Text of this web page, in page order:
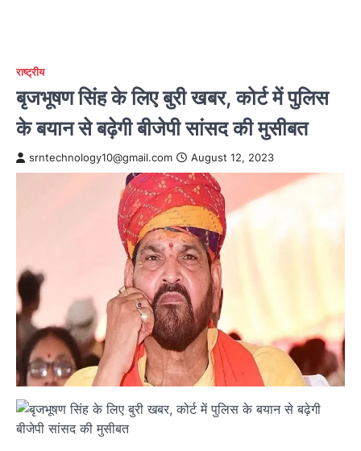
राष्ट्रीय
बृजभूषण सिंह के लिए बुरी खबर, कोर्ट में पुलिस
के बयान से बढ़ेगी बीजेपी सांसद की मुसीबत
srntechnology10@gmail.com August 12, 2023